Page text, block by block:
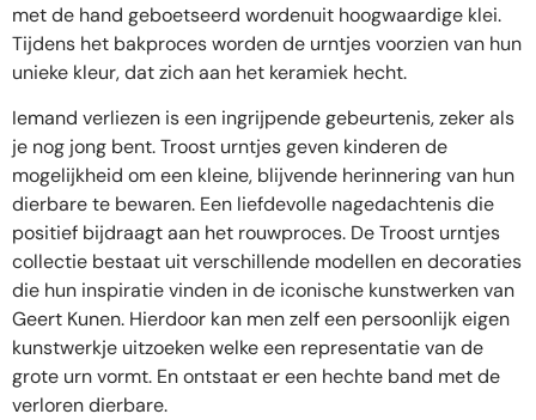
met de hand geboetseerd wordenuit hoogwaardige klei.
Tijdens het bakproces worden de urntjes voorzien van hun
unieke kleur, dat zich aan het keramiek hecht.
Iemand verliezen is een ingrijpende gebeurtenis, zeker als
je nog jong bent. Troost urntjes geven kinderen de
mogelijkheid om een kleine, blijvende herinnering van hun
dierbare te bewaren. Een liefdevolle nagedachtenis die
positief bijdraagt aan het rouwproces. De Troost urntjes
collectie bestaat uit verschillende modellen en decoraties
die hun inspiratie vinden in de iconische kunstwerken van
Geert Kunen. Hierdoor kan men zelf een persoonlijk eigen
kunstwerkje uitzoeken welke een representatie van de
grote urn vormt. En ontstaat er een hechte band met de
verloren dierbare.